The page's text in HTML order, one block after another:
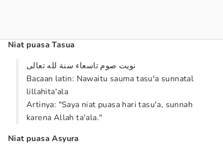
Niat puasa Tasua
Bacaan latin: Nawaitu sauma tasu'a sunnatal
lillahita'ala
Artinya: "Saya niat puasa hari tasu'a, sunnah
karena Allah ta'ala."
Niat puasa Asyura